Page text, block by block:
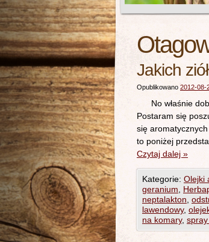
Jakich
Opublikowano 2012-08-
No właśnie
Postaram się
się
to poniżej
Czytaj dalej »
Kategorie: Olejki
geranium
neptalakton
lawendowy,
na komary,